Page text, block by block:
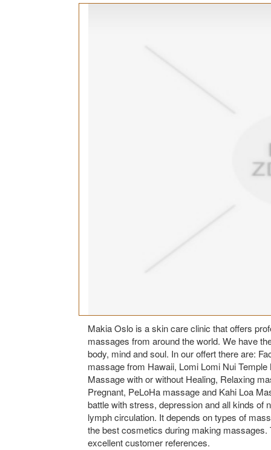
Makia Oslo is a skin care clinic that offers
massages from around the world. We have
body, mind and soul. In our offert there are:
massage from Hawaii, Lomi Lomi Nui
Massage with or without Healing, Relaxing
Pregnant, PeLoHa massage and Kahi Loa
battle with stress, depression and all kinds of
lymph circulation. It depends on types of
the best cosmetics during making
excellent customer references.